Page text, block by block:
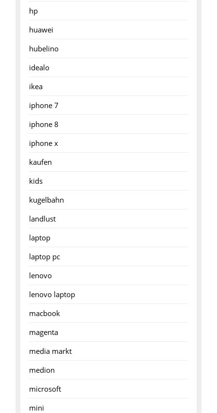
hp
huawei
hubelino
idealo
ikea
iphone 7
iphone 8
iphone x
kaufen
kids
kugelbahn
landlust
laptop
laptop pc
lenovo
lenovo laptop
macbook
magenta
media markt
medion
microsoft
mini